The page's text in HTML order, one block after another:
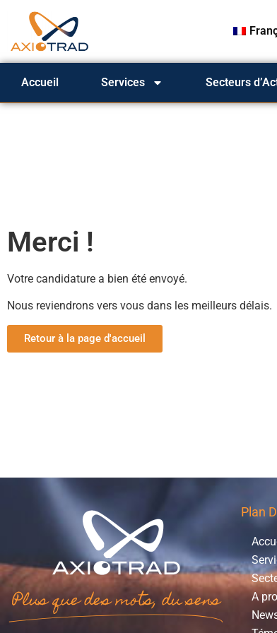
Accueil Services Secteurs
Merci !
Votre candidature a bien été envoyé.
Nous reviendrons vers vous dans les meilleurs délais.
Retour à la page d'accueil
Plus que des mots, du sens
Plan
A